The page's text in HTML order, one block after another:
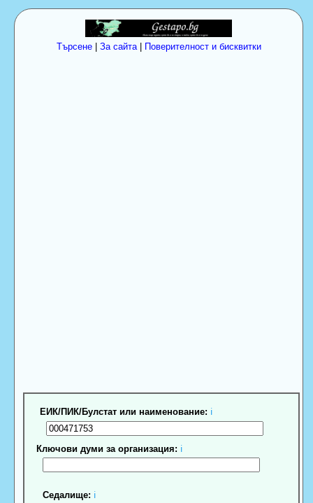
Търсене| За сайта| Поверителност и бисквитки
ЕИК/ПИК/Булстат или наименование: ℹ
Ключови думи за организация: ℹ
Седалище: ℹ